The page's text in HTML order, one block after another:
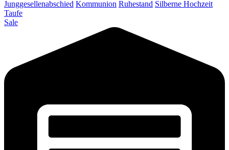
Junggesellenabschied Kommunion Ruhestand Silberne Hochzeit
Taufe
Sale